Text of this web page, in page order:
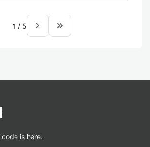
1 / 5 navigate_next keyboard_double_arrow_right
is here.